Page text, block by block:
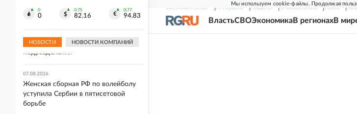
Мы используем cookie-файлы. Продолжая
СВЕЖИЙ НОМЕР РГ-НЕДЕЛЯ РОДИНА ПРИЛОЖЕНИЯ СОЮЗ
ВластьСВОЭкономикаВ регионахВ
0
0
0.75
82.16
0.77
94.83
НОВОСТИ НОВОСТИ КОМПАНИЙ
ВСУ "Скала" переводят в другие
подразделения
07.08.2026
Женская сборная РФ по волейболу
уступила Сербии в пятисетовой
борьбе